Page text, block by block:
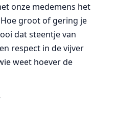
onze medemens het
groot of gering je
dat steentje van
respect in de vijver
weet hoever de